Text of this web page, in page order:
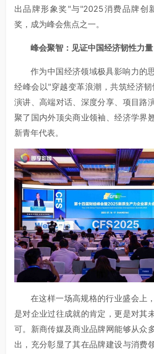
出品牌形象奖"与"2025消费品牌创
奖，成为峰会焦点之一。
峰会聚智：见证中国经济韧性力量
作为中国经济领域极具影响力的
经峰会以"穿越变革浪潮，共筑经济
演讲、高端对话、深度分享、项目路
聚了国内外顶尖商业领袖、经济学界
新青年代表。
在这样一场高规格的行业盛会上
是对企业过往成就的肯定，更是对其
可。新商传媒及商业品牌网能够从众
出，充分彰显了其在品牌建设与消费